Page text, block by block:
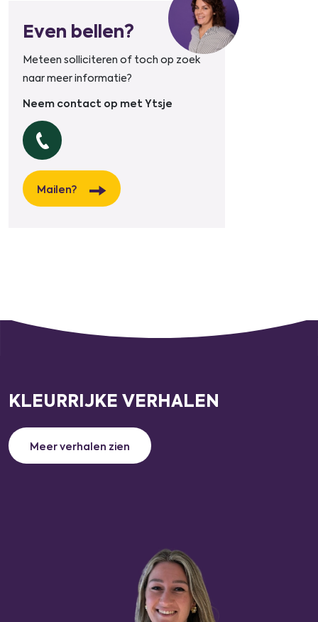
Even bellen?
Meteen solliciteren of toch op zoek
naar meer informatie?
Neem contact op met Ytsje
Mailen?
KLEURRIJKE VERHALEN
Meer verhalen zien